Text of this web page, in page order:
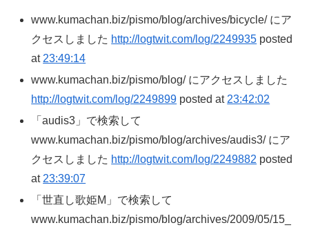
www.kumachan.biz/pismo/blog/archives/bicycle/ にア
クセスしました http://logtwit.com/log/2249935 posted
at 23:49:14
www.kumachan.biz/pismo/blog/ にアクセスしました
http://logtwit.com/log/2249899 posted at 23:42:02
「audis3」で検索して
www.kumachan.biz/pismo/blog/archives/audis3/ にア
クセスしました http://logtwit.com/log/2249882 posted
at 23:39:07
「世直し歌姫M」で検索して
www.kumachan.biz/pismo/blog/archives/2009/05/15_